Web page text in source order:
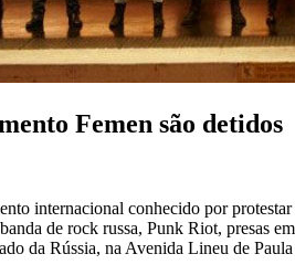
Femen são detidos
internacional conhecido por
de rock russa, Punk Riot, presas
da Rússia, na Avenida Lineu de